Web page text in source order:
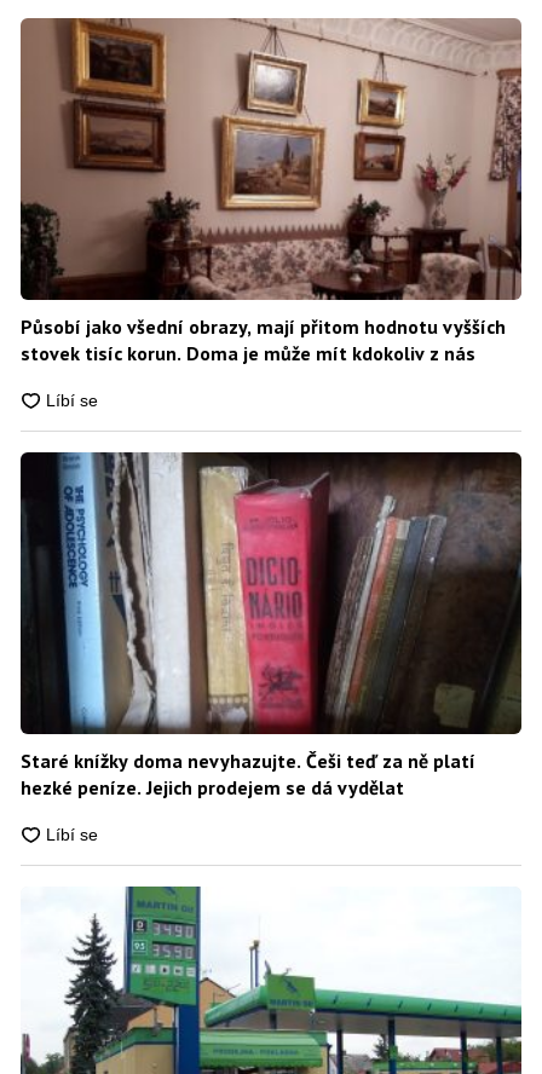
Působí jako všední obrazy, mají přitom hodnotu vyšších
stovek tisíc korun. Doma je může mít kdokoliv z nás
Staré knížky doma nevyhazujte. Češi teď za ně platí
hezké peníze. Jejich prodejem se dá vydělat